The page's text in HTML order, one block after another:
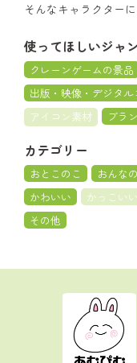
そんなキャラクター
使ってほしいジャ
クレーンゲームの景品
出版・映像・デジタル
アイコン素材
ブラ
カテゴリー
おとこのこ おんな
かわいい
かっこいい
その他